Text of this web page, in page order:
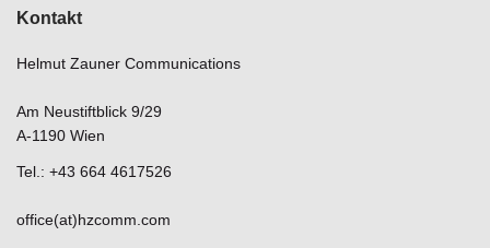
Kontakt
Helmut Zauner Communications
Am Neustiftblick 9/29
A-1190 Wien
Tel.: +43 664 4617526
office(at)hzcomm.com